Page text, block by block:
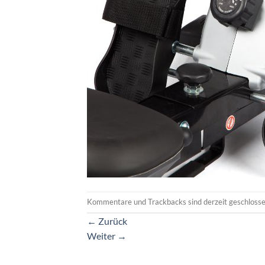
Kommentare und Trackbacks sind derzeit
← Zurück
Weiter →